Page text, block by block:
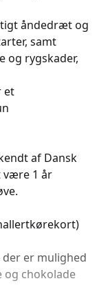
åndedræt og
samt
og rygskader,
et
af Dansk
være 1 år
er mulighed
og chokolade